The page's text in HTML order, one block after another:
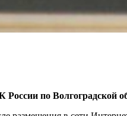
по Волгоградской